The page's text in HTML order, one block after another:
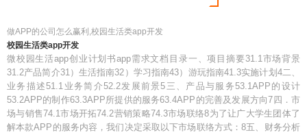
做APP的公司怎么赢利,校园生活类app开发
校园生活类app开发
微校园生活app创业计划书app需求文档目录一、项目摘要31.1市场背景
31.2产品简介31）生活指南32）学习指南43）游玩指南41.3实施计划4二、
业务描述51.1业务简介52.2发展前景5三、产品与服务53.1APP的设计
53.2APP的制作63.3APP所提供的服务63.4APP的完善及发展方向7四．市
场与销售74.1市场开拓74.2营销策略74.3市场联络8为了让广大学生团体了
解本款APP的服务内容，我们决定采取以下市场联络方式：8五、财务分析